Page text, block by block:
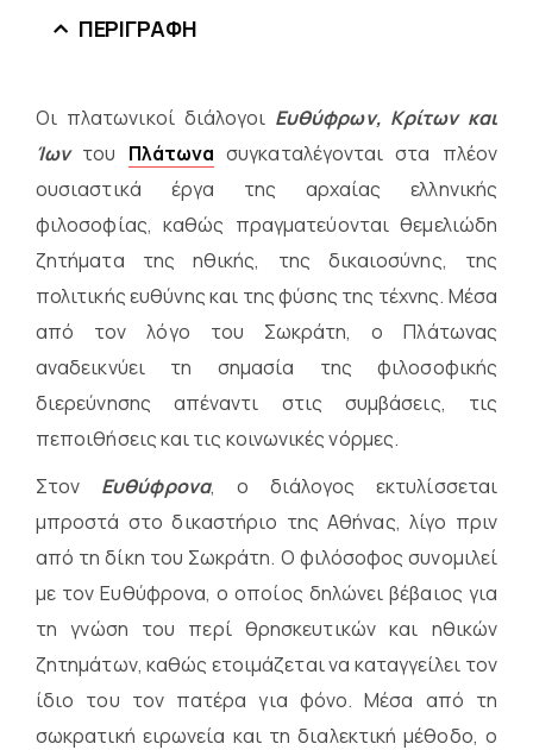
ΠΕΡΙΓΡΑΦΉ
Οι πλατωνικοί διάλογοι Ευθύφρων, Κρίτων και
Ίωντου Πλάτωνα συγκαταλέγονται στα πλέον
ουσιαστικά έργα της αρχαίας ελληνικής
φιλοσοφίας, καθώς πραγματεύονται θεμελιώδη
ζητήματα της ηθικής, της δικαιοσύνης, της
πολιτικής ευθύνης και της φύσης της τέχνης. Μέσα
από τον λόγο του Σωκράτη, ο Πλάτωνας
αναδεικνύει τη σημασία της φιλοσοφικής
διερεύνησης απέναντι στις συμβάσεις, τις
πεποιθήσεις και τις κοινωνικές νόρμες.
Στον Ευθύφρονα, ο διάλογος εκτυλίσσεται
μπροστά στο δικαστήριο της Αθήνας, λίγο πριν
από τη δίκη του Σωκράτη. Ο φιλόσοφος συνομιλεί
με τον Ευθύφρονα, ο οποίος δηλώνει βέβαιος για
τη γνώση του περί θρησκευτικών και ηθικών
ζητημάτων, καθώς ετοιμάζεται να καταγγείλει τον
ίδιο του τον πατέρα για φόνο. Μέσα από τη
σωκρατική ειρωνεία και τη διαλεκτική μέθοδο, ο